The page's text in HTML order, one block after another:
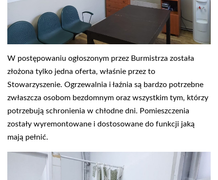
W postępowaniu ogłoszonym przez Burmistrza została
złożona tylko jedna oferta, właśnie przez to
Stowarzyszenie. Ogrzewalnia i łaźnia są bardzo potrzebne
zwłaszcza osobom bezdomnym oraz wszystkim tym, którzy
potrzebują schronienia w chłodne dni. Pomieszczenia
zostały wyremontowane i dostosowane do funkcji jaką
mają pełnić.